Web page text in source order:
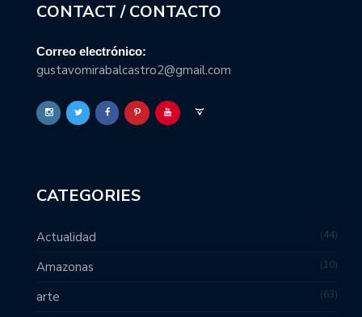
CONTACT / CONTACTO
Correo electrónico:
gustavomirabalcastro2@gmail.com
CATEGORIES
Actualidad 44
Amazonas 10
arte 63